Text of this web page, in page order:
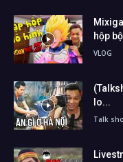
hộp
VLOG
lo...
Talk